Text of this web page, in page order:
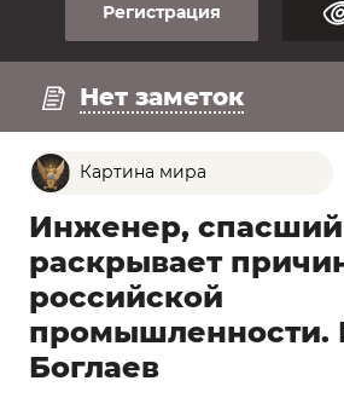
Регистрация
Регистрация
Нет заметок
Картина мира
Инженер, спасший
раскрывает
российской
промышленности.
Боглаев